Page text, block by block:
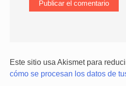
Este sitio usa Akismet para
cómo se procesan los datos de